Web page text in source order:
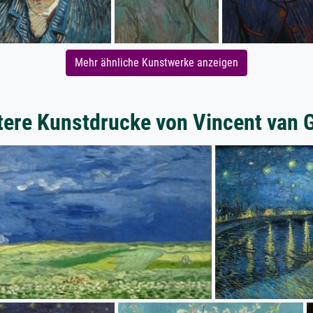
Mehr ähnliche Kunstwerke anzeigen
Kunstdrucke von Vincent van